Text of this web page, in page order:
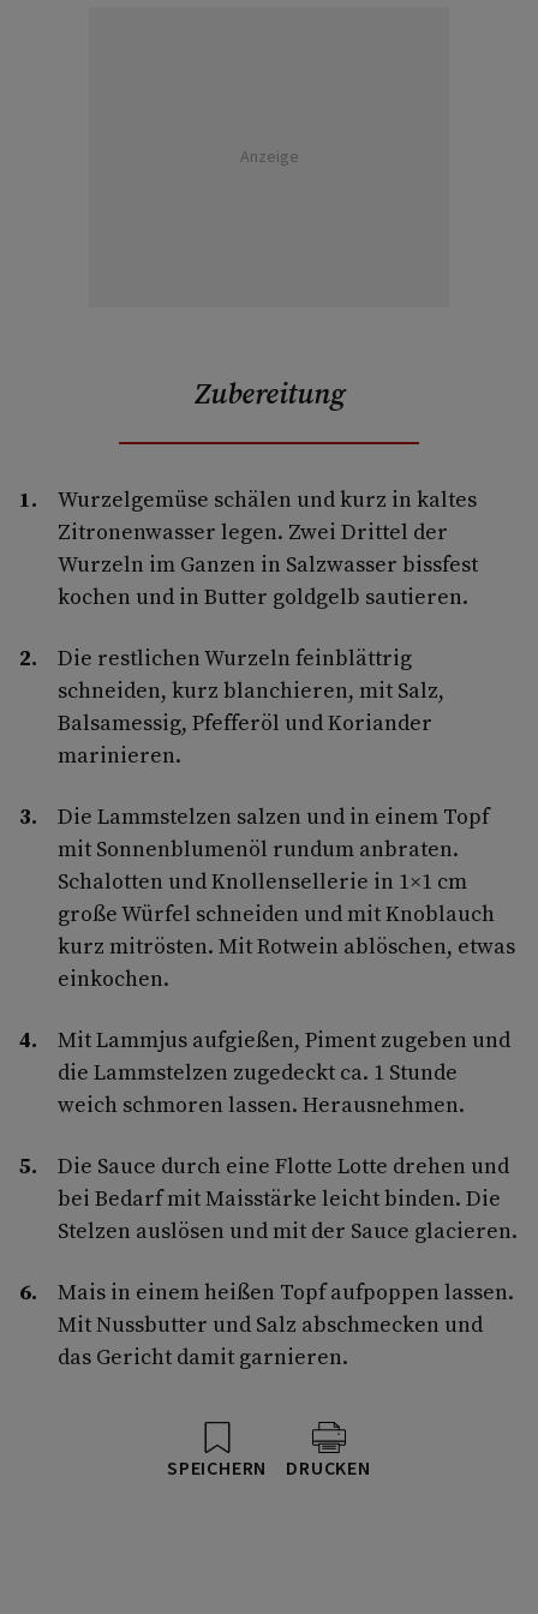
Anzeige
Zubereitung
Wurzelgemüse schälen und kurz in kaltes
Zitronenwasser legen. Zwei Drittel der
Wurzeln im Ganzen in Salzwasser bissfest
kochen und in Butter goldgelb sautieren.
Die restlichen Wurzeln feinblättrig
schneiden, kurz blanchieren, mit Salz,
Balsamessig, Pfefferöl und Koriander
marinieren.
Die Lammstelzen salzen und in einem Topf
mit Sonnenblumenöl rundum anbraten.
Schalotten und Knollensellerie in 1×1 cm
große Würfel schneiden und mit Knoblauch
kurz mitrösten. Mit Rotwein ablöschen, etwas
einkochen.
Mit Lammjus aufgießen, Piment zugeben und
die Lammstelzen zugedeckt ca. 1 Stunde
weich schmoren lassen. Herausnehmen.
Die Sauce durch eine Flotte Lotte drehen und
bei Bedarf mit Maisstärke leicht binden. Die
Stelzen auslösen und mit der Sauce glacieren.
Mais in einem heißen Topf aufpoppen lassen.
Mit Nussbutter und Salz abschmecken und
das Gericht damit garnieren.
SPEICHERN DRUCKEN